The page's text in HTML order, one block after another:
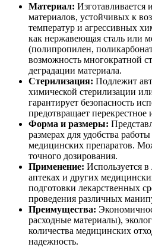
Материал: Изготавливается
материалов, устойчивых к
температур и агрессивных
как нержавеющая сталь или
(полипропилен,
возможность многократной
деградации материала.
Стерилизация: Подлежит
химической стерилизации
гарантирует безопасность
предотвращает
Форма и размеры:
размерах для удобства
медицинских препаратов.
точного дозирования.
Применение: Используется
аптеках и других
подготовки лекарственных
проведения различных
Преимущества:
расходные материалы),
количества медицинских
надежность.